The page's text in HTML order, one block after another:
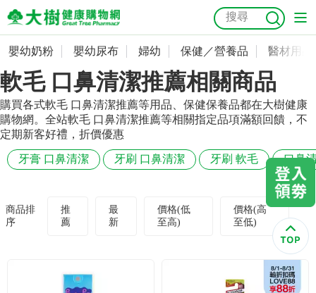
嬰幼奶粉
嬰幼尿布
婦幼
保健／營養品
醫材用品
美容／個人清潔
抗菌 尿布 大樹獨家 益生菌 魚油 幼兒米餅 貓砂
奶瓶奶嘴
會員資料及密碼修改
常用收件人清單
訂單查詢
收藏清單
紅利點數查詢
嬰幼奶粉 嬰幼尿布 婦幼 保健／營養品 醫材用品
軟毛 口鼻清潔推薦相關商品
購買各式軟毛 口鼻清潔推薦等用品、保健保養品都在大樹健康
購物網。全站軟毛 口鼻清潔推薦等相關指定品項滿額回饋，不
定期新客好禮，折價優惠
牙膏 口鼻清潔 牙刷 口鼻清潔 牙刷 軟毛 口鼻
商品排
序
推
薦
最
新
價格(低
至高)
價格(高
至低)